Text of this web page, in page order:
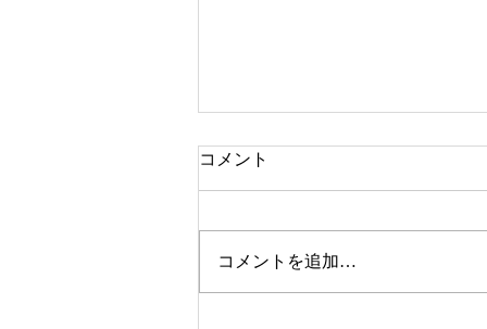
EBS
コメント
コメントを追加…